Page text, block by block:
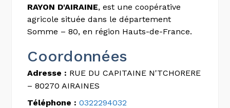
RAYON D'AIRAINE, est une coopérative
agricole située dans le département
Somme – 80, en région Hauts-de-France.
Coordonnées
Adresse : RUE DU CAPITAINE N'TCHORERE
– 80270 AIRAINES
Téléphone : 0322294032